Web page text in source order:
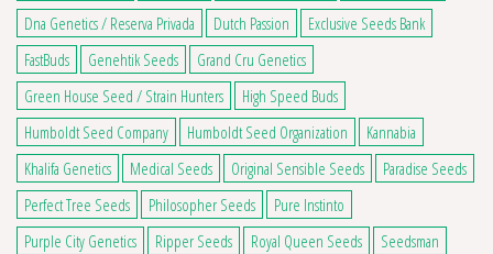
Dna Genetics / Reserva Privada
Dutch Passion
Exclusive Seeds Bank
FastBuds
Genehtik Seeds
Grand Cru Genetics
Green House Seed / Strain Hunters
High Speed Buds
Humboldt Seed Company
Humboldt Seed Organization
Kannabia
Khalifa Genetics
Medical Seeds Original Sensible Seeds
Paradise Seeds
Perfect Tree Seeds
Philosopher Seeds
Pure Instinto
Purple City Genetics
Ripper Seeds Royal Queen Seeds
Seedsman